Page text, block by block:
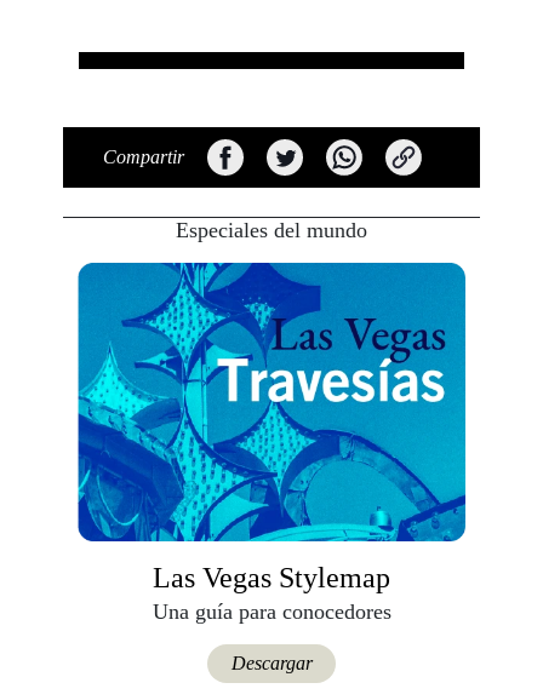
Compartir
Especiales del mundo
Las Vegas Stylemap
Una guía para conocedores
Descargar